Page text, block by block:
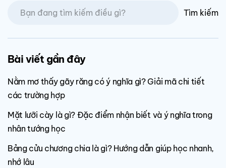
Tìm kiếm
Bài viết gần đây
Nằm mơ thấy gãy răng có ý nghĩa gì? Giải mã chi tiết
các trường hợp
Mặt lưỡi cày là gì? Đặc điểm nhận biết và ý nghĩa trong
nhân tướng học
Bảng cửu chương chia là gì? Hướng dẫn giúp học nhanh,
nhớ lâu